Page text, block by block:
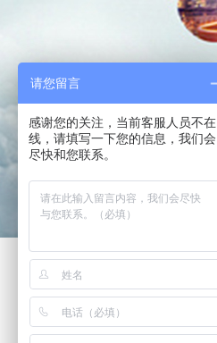
请您留言
感谢您的关注，当前客服人员不在
线，请填写一下您的信息，我们会
尽快和您联系。